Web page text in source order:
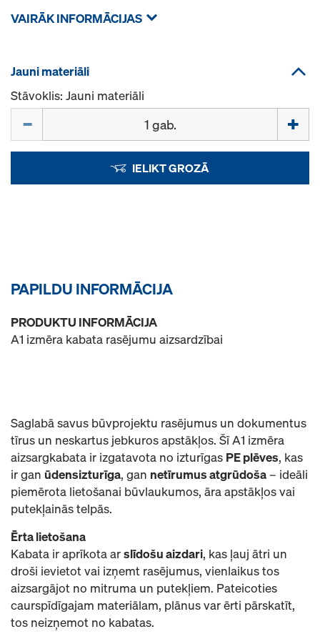
VAIRĀK INFORMĀCIJAS
Jauni materiāli
Stāvoklis: Jauni materiāli
IELIKT GROZĀ
PAPILDU INFORMĀCIJA
PRODUKTU INFORMĀCIJA
A1 izmēra kabata rasējumu aizsardzībai
Saglabā savus būvprojektu rasējumus un dokumentus
tīrus un neskartus jebkuros apstākļos. Šī A1 izmēra
aizsargkabata ir izgatavota no izturīgas PE plēves, kas
ir gan ūdensizturīga, gan netīrumus atgrūdoša – ideāli
piemērota lietošanai būvlaukumos, āra apstākļos vai
putekļainās telpās.
Ērta lietošana
Kabata ir aprīkota arslīdošu aizdari, kas ļauj ātri un
droši ievietot vai izņemt rasējumus, vienlaikus tos
aizsargājot no mitruma un putekļiem. Pateicoties
caurspīdīgajam materiālam, plānus var ērti pārskatīt,
tos neizņemot no kabatas.